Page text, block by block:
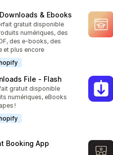
& Ebooks
5
gratuit disponible
numériques, des
des e-books, des
et plus encore
File ‑ Flash
5 gratuit disponible
numériques, eBooks
!
Booking App